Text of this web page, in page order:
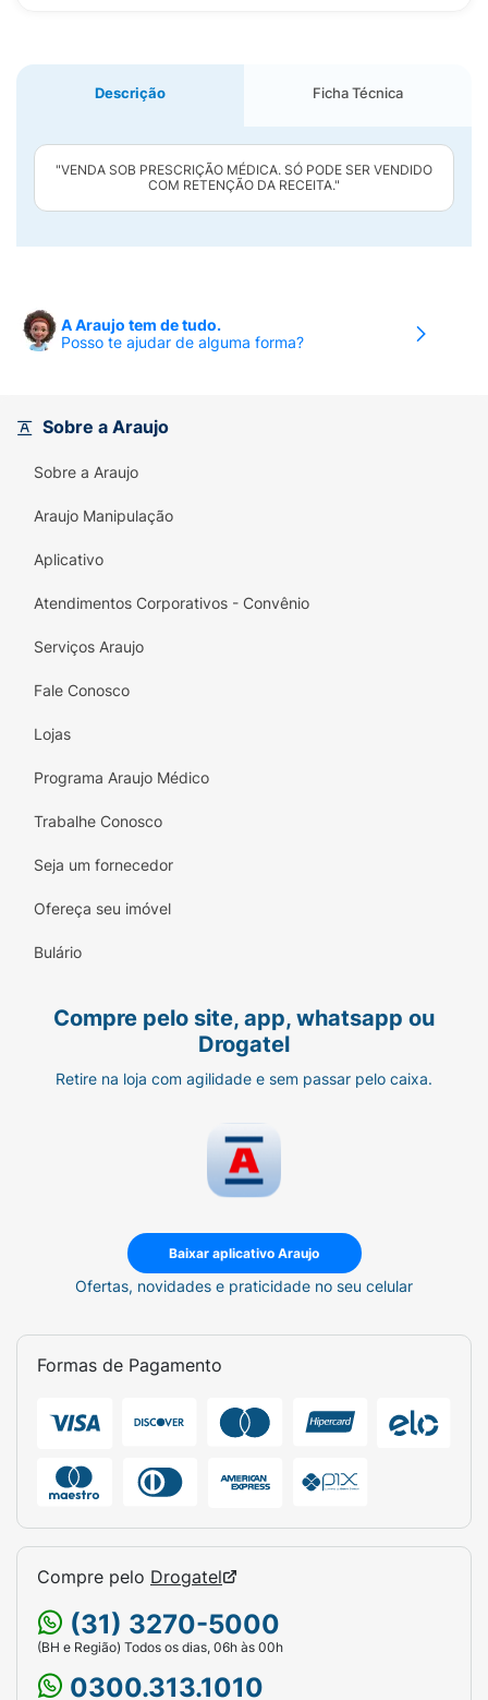
Descrição Ficha Técnica
"VENDA SOB PRESCRIÇÃO MÉDICA. SÓ PODE SER VENDIDO
COM RETENÇÃO DA RECEITA."
A Araujo tem de tudo.
Posso te ajudar de alguma forma?
Sobre a Araujo
Sobre a Araujo
Araujo Manipulação
Aplicativo
Atendimentos Corporativos - Convênio
Serviços Araujo
Fale Conosco
Lojas
Programa Araujo Médico
Trabalhe Conosco
Seja um fornecedor
Ofereça seu imóvel
Bulário
Compre pelo site, app, whatsapp ou
Drogatel
Retire na loja com agilidade e sem passar pelo caixa.
Baixar aplicativo Araujo
Ofertas, novidades e praticidade no seu celular
Formas de Pagamento
Compre pelo Drogatel
(31) 3270-5000
(BH e Região) Todos os dias, 06h às 00h
0300.313.1010